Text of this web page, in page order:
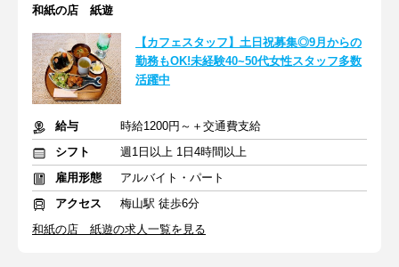
和紙の店 紙遊
【カフェスタッフ】土日祝募集◎9月からの
勤務もOK!未経験40~50代女性スタッフ多数
活躍中
給与
時給1200円～＋交通費支給
シフト
週1日以上 1日4時間以上
雇用形態
アルバイト・パート
アクセス
梅山駅 徒歩6分
和紙の店 紙遊の求人一覧を見る